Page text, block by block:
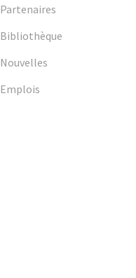
Partenaires
Bibliothèque
Nouvelles
Emplois